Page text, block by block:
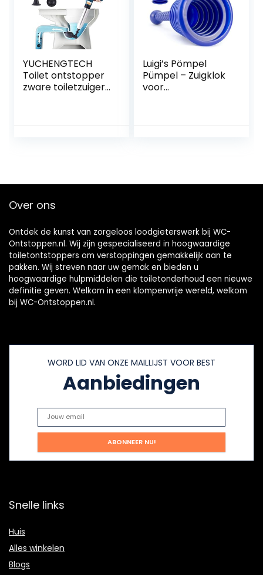
YUCHENGTECH
Toilet ontstopper
zware toiletzuiger
van badkuip,
Luigi’s Pömpel
Pümpel – Zuigklok
voor
Over ons
Ontdek de kunst van zorgeloos loodgieterswerk bij WC-
Ontstoppen.nl. Wij zijn gespecialiseerd in hoogwaardige
toiletontstoppers om verstoppingen gemakkelijk aan te
pakken. Wij streven naar uw gemak en bieden u
hoogwaardige hulpmiddelen die toiletonderhoud een nieuwe
definitie geven. Welkom in een klompenvrije wereld, welkom
bij WC-Ontstoppen.nl.
WORD LID VAN ONZE MAILLIJST VOOR BEST
Aanbiedingen
Snelle links
Huis
Alles winkelen
Blogs